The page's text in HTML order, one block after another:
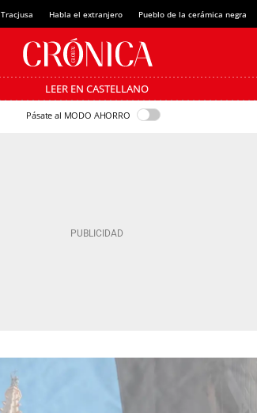
Tracjusa Habla el extranjero Pueblo de la cerámica negra
LEER EN CASTELLANO
Pásate al MODO AHORRO